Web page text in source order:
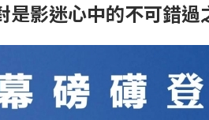
影迷心中的不可錯過